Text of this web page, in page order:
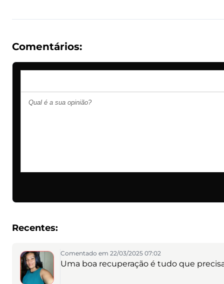
Comentários:
Recentes:
Comentado em 22/03/2025 07:02
Uma boa recuperação é tudo que